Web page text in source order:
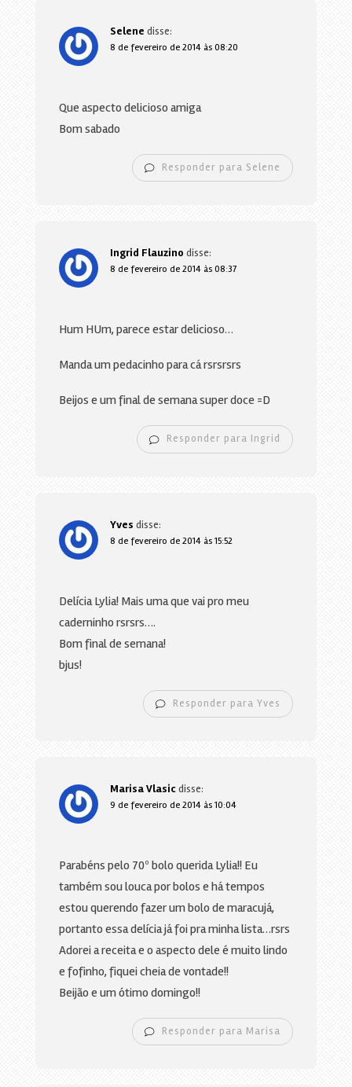
Selene disse:
8 de fevereiro de 2014 às 08:20
Que aspecto delicioso amiga
Bom sabado
Responder para Selene
Ingrid Flauzino disse:
8 de fevereiro de 2014 às 08:37
Hum HUm, parece estar delicioso…
Manda um pedacinho para cá rsrsrsrs
Beijos e um final de semana super doce =D
Responder para Ingrid
Yves disse:
8 de fevereiro de 2014 às 15:52
Delícia Lylia! Mais uma que vai pro meu
caderninho rsrsrs….
Bom final de semana!
bjus!
Responder para Yves
Marisa Vlasicdisse:
9 de fevereiro de 2014 às 10:04
Parabéns pelo 70º bolo querida Lylia!! Eu
também sou louca por bolos e há tempos
estou querendo fazer um bolo de maracujá,
portanto essa delícia já foi pra minha lista…rsrs
Adorei a receita e o aspecto dele é muito lindo
e fofinho, fiquei cheia de vontade!!
Beijão e um ótimo domingo!!
Responder para Marisa